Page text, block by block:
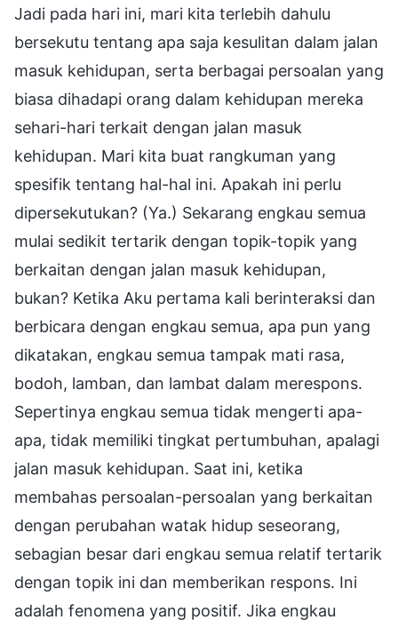
Jadi pada hari ini, mari kita terlebih dahulu
bersekutu tentang apa saja kesulitan dalam jalan
masuk kehidupan, serta berbagai persoalan yang
biasa dihadapi orang dalam kehidupan mereka
sehari-hari terkait dengan jalan masuk
kehidupan. Mari kita buat rangkuman yang
spesifik tentang hal-hal ini. Apakah ini perlu
dipersekutukan? (Ya.) Sekarang engkau semua
mulai sedikit tertarik dengan topik-topik yang
berkaitan dengan jalan masuk kehidupan,
bukan? Ketika Aku pertama kali berinteraksi dan
berbicara dengan engkau semua, apa pun yang
dikatakan, engkau semua tampak mati rasa,
bodoh, lamban, dan lambat dalam merespons.
Sepertinya engkau semua tidak mengerti apa-
apa, tidak memiliki tingkat pertumbuhan, apalagi
jalan masuk kehidupan. Saat ini, ketika
membahas persoalan-persoalan yang berkaitan
dengan perubahan watak hidup seseorang,
sebagian besar dari engkau semua relatif tertarik
dengan topik ini dan memberikan respons. Ini
adalah fenomena yang positif. Jika engkau